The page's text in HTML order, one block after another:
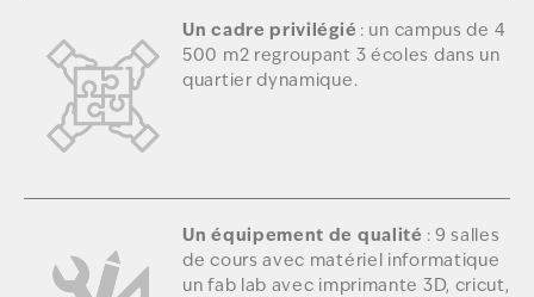
Un cadre privilégié : un campus de 4
500 m2 regroupant 3 écoles dans un
quartier dynamique.
Un équipement de qualité : 9 salles
de cours avec matériel informatique
un fab lab avec imprimante 3D, cricut,